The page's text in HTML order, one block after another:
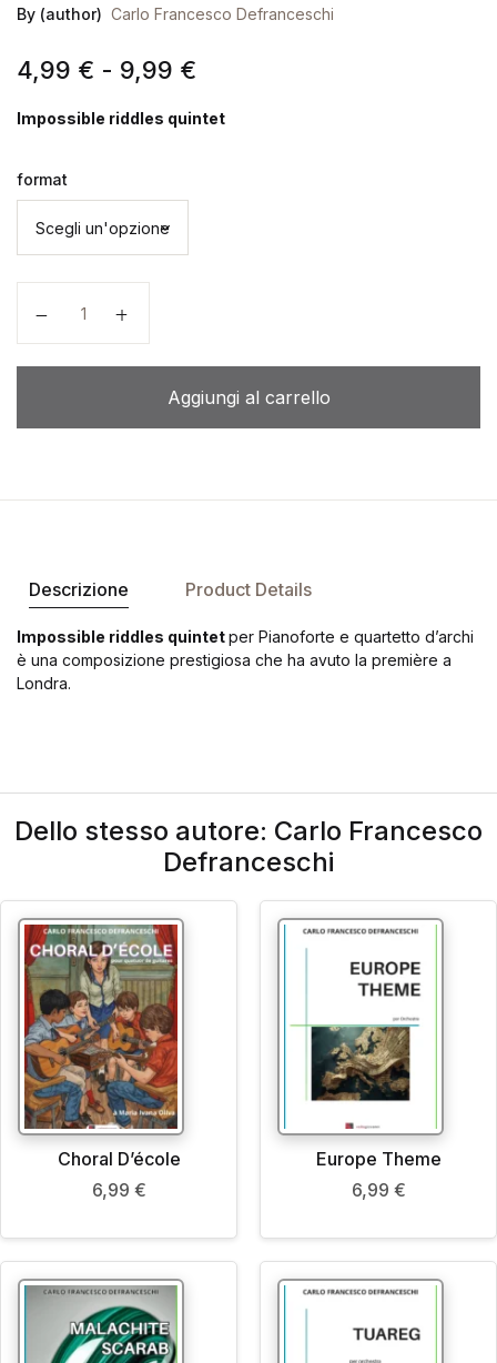
By (author) Carlo Francesco Defranceschi
4,99 € - 9,99 €
Impossible riddles quintet
format
Aggiungi al carrello
Descrizione Product Details
Impossible riddles quintetper Pianoforte e quartetto d’archi
è una composizione prestigiosa che ha avuto la première a
Londra.
Dello stesso autore: Carlo Francesco
Defranceschi
Choral D’école
6,99 €
Europe Theme
6,99 €